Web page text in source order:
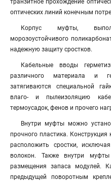
транзитное прохождение
оптических линий конечным
Корпус муфты,
морозоустойчивого
надежную защиту сростков.
Кабельные вводы
различного материала и
затягиваются специальной
влаго- и пылеизоляцию
термоусадок, фенов и прочего
Внутри муфты можно
прочного пластика. Конструкция
расположить сростки,
волокон. Также внутри
размещения запаса модулей.
предыдущей поворотным